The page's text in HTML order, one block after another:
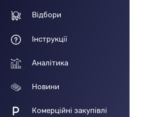
Відбори
Інструкції
Аналітика
Новини
Комерційні закупівлі